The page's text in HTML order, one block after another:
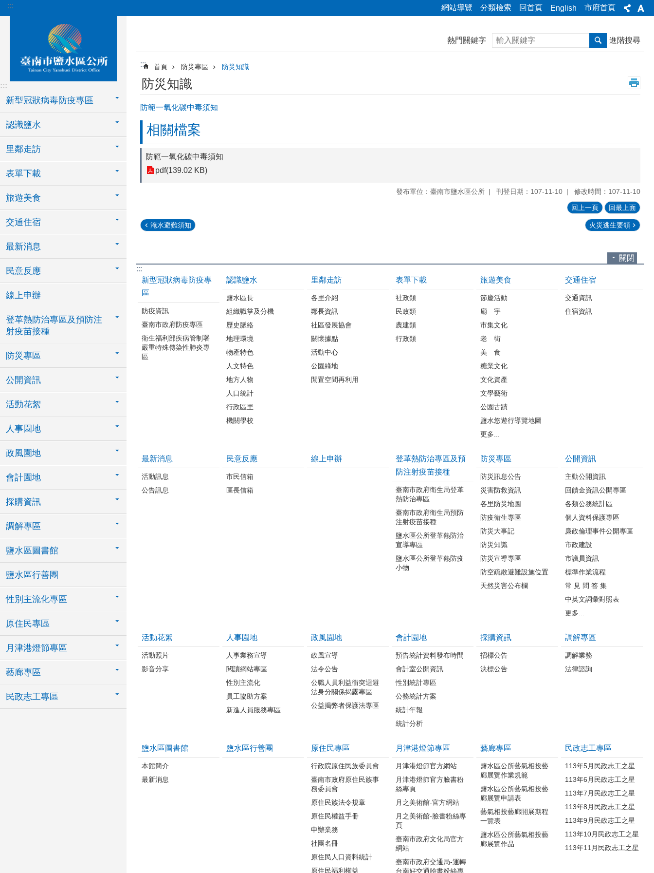
跳到主要內容區塊
::: 網站導覽 分類檢索 回首頁 English 市府首頁
:::
新型冠狀病毒防疫專區
認識鹽水
里鄰走訪
表單下載
旅遊美食
交通住宿
最新消息
民意反應
線上申辦
登革熱防治專區及預防注
射疫苗接種
防災專區
公開資訊
活動花絮
人事園地
政風園地
會計園地
採購資訊
調解專區
鹽水區圖書館
鹽水區行善團
性別主流化專區
原住民專區
月津港燈節專區
藝廊專區
民政志工專區
熱門關鍵字 搜尋 進階搜尋
::: 首頁 防災專區 防災知識
防災知識
防範一氧化碳中毒須知
相關檔案
防範一氧化碳中毒須知
pdf(139.02 KB)
發布單位：臺南市鹽水區公所 刊登日期：107-11-10 修改時間：107-11-10
回上一頁 回最上面
淹水避難須知 火災逃生要領
關閉
:::
新型冠狀病毒防疫專
區
防疫資訊
臺南市政府防疫專區
衛生福利部疾病管制署
嚴重特殊傳染性肺炎專
區
認識鹽水
鹽水區長
組織職掌及分機
歷史脈絡
地理環境
物產特色
人文特色
地方人物
人口統計
行政區里
機關學校
里鄰走訪
各里介紹
鄰長資訊
社區發展協會
關懷據點
活動中心
公園綠地
閒置空間再利用
表單下載
社政類
民政類
農建類
行政類
旅遊美食
節慶活動
廟 宇
市集文化
老 街
美 食
糖業文化
文化資產
文學藝術
公園古蹟
鹽水悠遊行導覽地圖
更多...
交通住宿
交通資訊
住宿資訊
最新消息
活動訊息
公告訊息
民意反應
市民信箱
區長信箱
線上申辦
登革熱防治專區及預
防注射疫苗接種
臺南市政府衛生局登革
熱防治專區
臺南市政府衛生局預防
注射疫苗接種
鹽水區公所登革熱防治
宣導專區
鹽水區公所登革熱防疫
小物
防災專區
防災訊息公告
災害防救資訊
各里防災地圖
防疫衛生專區
防災大事記
防災知識
防災宣導專區
防空疏散避難設施位置
天然災害公布欄
公開資訊
主動公開資訊
回饋金資訊公開專區
各類公務統計區
個人資料保護專區
廉政倫理事件公開專區
市政建設
市議員資訊
標準作業流程
常 見 問 答 集
中英文詞彙對照表
更多...
活動花絮
活動照片
影音分享
人事園地
人事業務宣導
閱讀網站專區
性別主流化
員工協助方案
新進人員服務專區
政風園地
政風宣導
法令公告
公職人員利益衝突迴避
法身分關係揭露專區
公益揭弊者保護法專區
會計園地
預告統計資料發布時間
會計室公開資訊
性別統計專區
公務統計方案
統計年報
統計分析
採購資訊
招標公告
決標公告
調解專區
調解業務
法律諮詢
鹽水區圖書館
本館簡介
最新消息
鹽水區行善團 原住民專區
行政院原住民族委員會
臺南市政府原住民族事
務委員會
原住民族法令規章
原住民權益手冊
申辦業務
社團名冊
原住民人口資料統計
原住民福利權益
月津港燈節專區
月津港燈節官方網站
月津港燈節官方臉書粉
絲專頁
月之美術館-官方網站
月之美術館-臉書粉絲專
頁
臺南市政府文化局官方
網站
臺南市政府交通局-運轉
台南好交通臉書粉絲專
藝廊專區
鹽水區公所藝氣相投藝
廊展覽作業規範
鹽水區公所藝氣相投藝
廊展覽申請表
藝氣相投藝廊開展期程
一覽表
鹽水區公所藝氣相投藝
廊展覽作品
民政志工專區
113年5月民政志工之星
113年6月民政志工之星
113年7月民政志工之星
113年8月民政志工之星
113年9月民政志工之星
113年10月民政志工之星
113年11月民政志工之星